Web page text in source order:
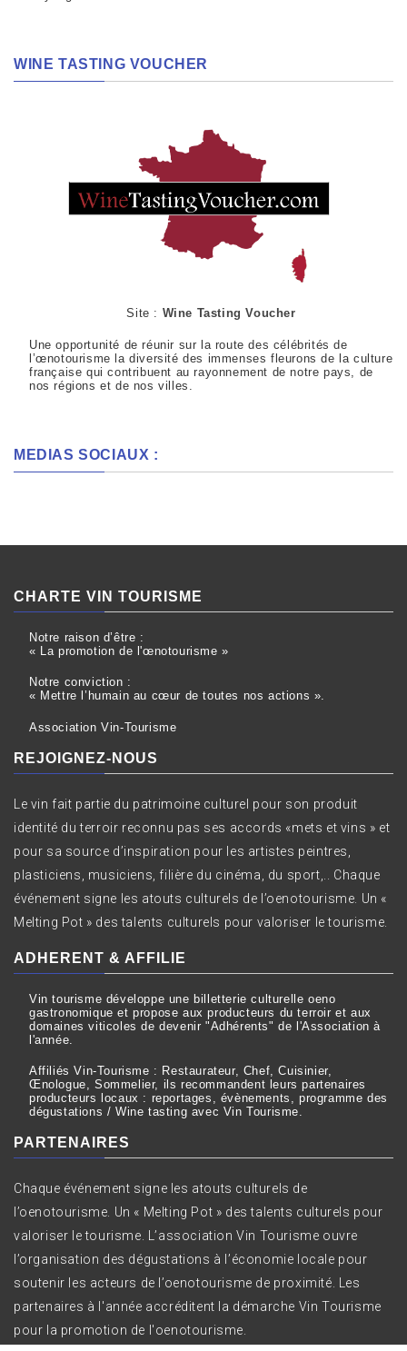
WINE TASTING VOUCHER
Site : Wine Tasting Voucher
Une opportunité de réunir sur la route des célébrités de
l’œnotourisme la diversité des immenses fleurons de la culture
française qui contribuent au rayonnement de notre pays, de
nos régions et de nos villes.
MEDIAS SOCIAUX :
CHARTE VIN TOURISME
Notre raison d’être :
« La promotion de l'œnotourisme »
Notre conviction :
« Mettre l’humain au cœur de toutes nos actions ».
Association Vin-Tourisme
REJOIGNEZ-NOUS
Le vin fait partie du patrimoine culturel pour son produit
identité du terroir reconnu pas ses accords «mets et vins » et
pour sa source d’inspiration pour les artistes peintres,
plasticiens, musiciens, filière du cinéma, du sport,.. Chaque
événement signe les atouts culturels de l’oenotourisme. Un «
Melting Pot » des talents culturels pour valoriser le tourisme.
ADHERENT & AFFILIE
Vin tourisme développe une billetterie culturelle oeno
gastronomique et propose aux producteurs du terroir et aux
domaines viticoles de devenir "Adhérents" de l'Association à
l'année.
Affiliés Vin-Tourisme : Restaurateur, Chef, Cuisinier,
Œnologue, Sommelier, ils recommandent leurs partenaires
producteurs locaux : reportages, évènements, programme des
dégustations / Wine tasting avec Vin Tourisme.
PARTENAIRES
Chaque événement signe les atouts culturels de
l’oenotourisme. Un « Melting Pot » des talents culturels pour
valoriser le tourisme. L’association Vin Tourisme ouvre
l’organisation des dégustations à l’économie locale pour
soutenir les acteurs de l’oenotourisme de proximité. Les
partenaires à l'année accréditent la démarche Vin Tourisme
pour la promotion de l'oenotourisme.